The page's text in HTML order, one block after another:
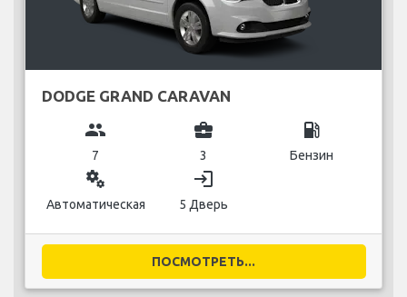
DODGE GRAND CARAVAN
group
7
business_center
3
local_gas_station
Бензин
miscellaneous_services
Автоматическая
login
5 Дверь
ПОСМОТРЕТЬ...